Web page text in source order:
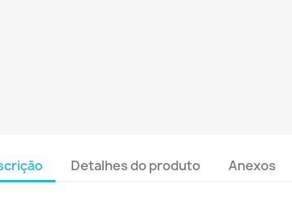
Detalhes do produto Anexos